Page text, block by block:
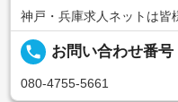
神戸・兵庫求人ネットは皆
local_phone お問い合わせ番号
080-4755-5661